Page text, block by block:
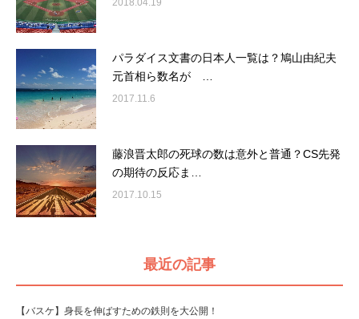
2018.04.19
パラダイス文書の日本人一覧は？鳩山由紀夫
元首相ら数名が …
2017.11.6
藤浪晋太郎の死球の数は意外と普通？CS先発
の期待の反応ま…
2017.10.15
最近の記事
【バスケ】身長を伸ばすための鉄則を大公開！